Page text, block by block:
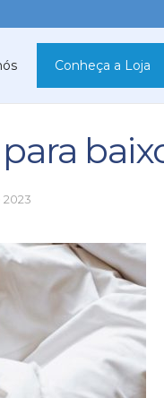
Conheça a Loja